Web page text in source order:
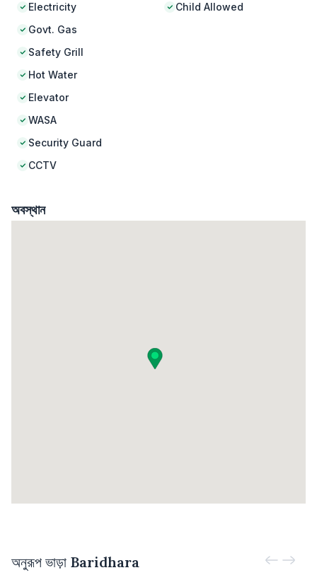
Electricity
Govt. Gas
Safety Grill
Hot Water
Elevator
WASA
Security Guard
CCTV
Child Allowed
অবস্থান
অনুরূপ ভাড়া Baridhara